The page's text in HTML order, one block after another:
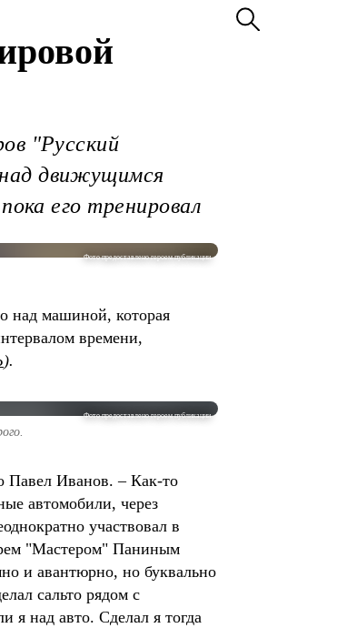
"Русский
движущимся
его тренировал
Фото предоставлено героем публикации
над машиной, которая
времени,
).
Фото предоставлено героем публикации
Павел Иванов. – Как-то
автомобили, через
участвовал в
"Мастером" Паниным
и авантюрно, но буквально
сальто рядом с
я над авто. Сделал я тогда